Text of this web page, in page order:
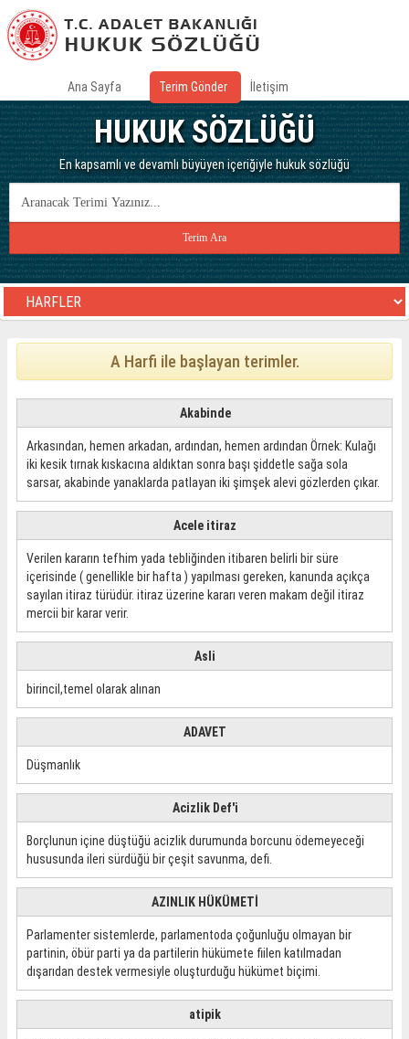
Ana Sayfa Terim Gönder İletişim
HUKUK SÖZLÜĞÜ
En kapsamlı ve devamlı büyüyen içeriğiyle hukuk sözlüğü
A Harfi ile başlayan terimler.
Akabinde
Arkasından, hemen arkadan, ardından, hemen ardından Örnek: Kulağı
iki kesik tırnak kıskacına aldıktan sonra başı şiddetle sağa sola
sarsar, akabinde yanaklarda patlayan iki şimşek alevi gözlerden çıkar.
Acele itiraz
Verilen kararın tefhim yada tebliğinden itibaren belirli bir süre
içerisinde ( genellikle bir hafta ) yapılması gereken, kanunda açıkça
sayılan itiraz türüdür. itiraz üzerine kararı veren makam değil itiraz
mercii bir karar verir.
Asli
birincil,temel olarak alınan
ADAVET
Düşmanlık
Acizlik Def'i
Borçlunun içine düştüğü acizlik durumunda borcunu ödemeyeceği
hususunda ileri sürdüğü bir çeşit savunma, defi.
AZINLIK HÜKÜMETİ
Parlamenter sistemlerde, parlamentoda çoğunluğu olmayan bir
partinin, öbür parti ya da partilerin hükümete fiilen katılmadan
dışarıdan destek vermesiyle oluşturduğu hükümet biçimi.
atipik